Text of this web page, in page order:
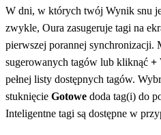
W dni, w których twój Wynik snu
zwykle, Oura zasugeruje tagi na
pierwszej porannej synchronizacji.
sugerowanych tagów lub kliknąć +
pełnej listy dostępnych tagów.
stuknięcie Gotowe doda tag(i) do
Inteligentne tagi są dostępne w